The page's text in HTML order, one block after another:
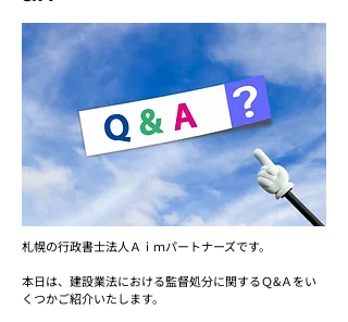
札幌の行政書士法人Ａｉｍパートナーズです。
本日は、建設業法における監督処分に関するＱ&Ａをい
くつかご紹介いたします。